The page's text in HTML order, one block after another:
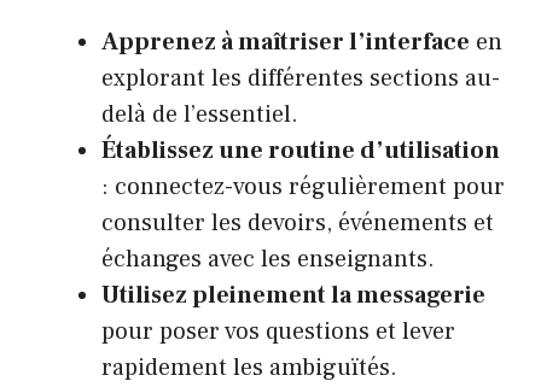
Apprenez à maîtriser l’interface en
explorant les différentes sections au-
delà de l’essentiel.
Établissez une routine d’utilisation
: connectez-vous régulièrement pour
consulter les devoirs, événements et
échanges avec les enseignants.
Utilisez pleinement la messagerie
pour poser vos questions et lever
rapidement les ambiguïtés.